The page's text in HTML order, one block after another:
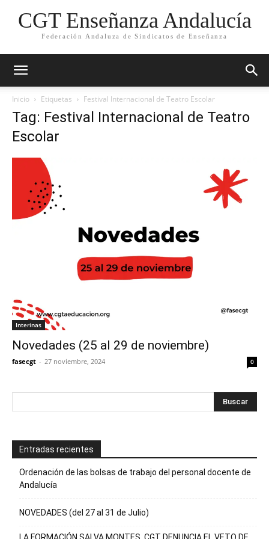
CGT Enseñanza Andalucía
Federación Andaluza de Sindicatos de Enseñanza
Inicio Etiquetas Festival Internacional de Teatro Escolar
Tag: Festival Internacional de Teatro
Escolar
Interinas
Novedades (25 al 29 de noviembre)
fasecgt - 27 noviembre, 2024 0
Entradas recientes
Ordenación de las bolsas de trabajo del personal docente de
Andalucía
NOVEDADES (del 27 al 31 de Julio)